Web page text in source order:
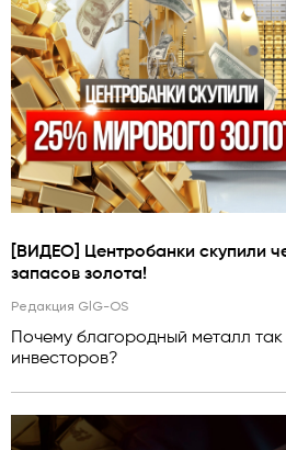
[ВИДЕО] Центробанки скупили
запасов золота!
Редакция GlG-OS
Почему благородный металл
инвесторов?